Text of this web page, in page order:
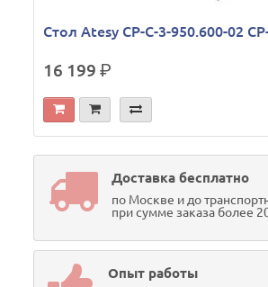
Стол Atesy СР-С-3-950.600-02
16 199р.
Доставка бесплатно
по Москве и до
при сумме заказа более
Опыт работы